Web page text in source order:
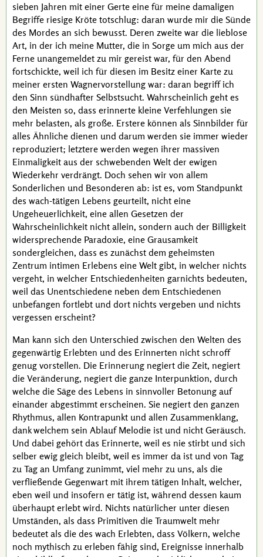
sieben Jahren mit einer Gerte eine für meine damaligen
Begriffe riesige Kröte totschlug: daran wurde mir die Sünde
des Mordes an sich bewusst. Deren zweite war die lieblose
Art, in der ich meine Mutter, die in Sorge um mich aus der
Ferne unangemeldet zu mir gereist war, für den Abend
fortschickte, weil ich für diesen im Besitz einer Karte zu
meiner ersten Wagner­vorstellung war: daran begriff ich
den Sinn sündhafter Selbstsucht. Wahrscheinlich geht es
den Meisten so, dass erinnerte kleine Verfehlungen sie
mehr belasten, als große. Erstere können als Sinnbilder für
alles Ähnliche dienen und darum werden sie immer wieder
reproduziert; letztere werden wegen ihrer massiven
Einmaligkeit aus der schwebenden Welt der ewigen
Wiederkehr verdrängt. Doch sehen wir von allem
Sonderlichen und Besonderen ab: ist es, vom Standpunkt
des wach-tätigen Lebens geurteilt, nicht eine
Ungeheuerlichkeit, eine allen Gesetzen der
Wahrscheinlichkeit nicht allein, sondern auch der Billigkeit
widersprechende Paradoxie, eine Grausamkeit
sondergleichen, dass es zunächst dem geheimsten
Zentrum intimen Erlebens eine Welt gibt, in welcher nichts
vergeht, in welcher Entschiedenheiten garnichts bedeuten,
weil das Unentschiedene neben dem Entschiedenen
unbefangen fortlebt und dort nichts vergeben und nichts
vergessen erscheint?
Man kann sich den Unterschied zwischen den Welten des
gegenwärtig Erlebten und des Erinnerten nicht schroff
genug vorstellen. Die Erinnerung negiert die Zeit, negiert
die Veränderung, negiert die ganze Interpunktion, durch
welche die Säge des Lebens in sinnvoller Betonung auf
einander abgestimmt erscheinen. Sie negiert den ganzen
Rhythmus, allen Kontrapunkt und allen Zusammenklang,
dank welchem sein Ablauf Melodie ist und nicht Geräusch.
Und dabei gehört das Erinnerte, weil es nie stirbt und sich
selber ewig gleich bleibt, weil es immer da ist und von Tag
zu Tag an Umfang zunimmt, viel mehr zu uns, als die
verfließende Gegenwart mit ihrem tätigen Inhalt, welcher,
eben weil und insofern er tätig ist, während dessen kaum
überhaupt erlebt wird. Nichts natürlicher unter diesen
Umständen, als dass Primitiven die Traumwelt mehr
bedeutet als die des wach Erlebten, dass Völkern, welche
noch mythisch zu erleben fähig sind, Ereignisse innerhalb